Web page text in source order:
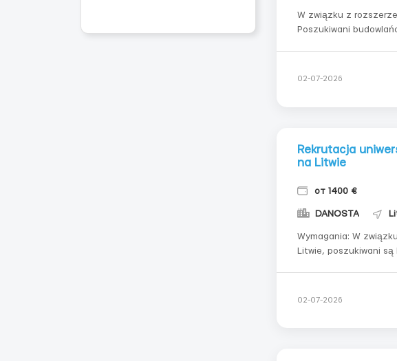
W związku z
Poszukiwani
02-07-2026
Rekrutacja
na Litwie
от 1400 €
DANOSTA
Wymagania: W związku z rozszerzeniem zespołu, do firmy budowlanej na
Litwie, poszukiwani
02-07-2026